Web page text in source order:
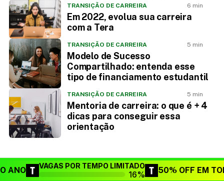
TRANSIÇÃO DE CARREIRA 6 min
Em 2022, evolua sua carreira
com a Tera
TRANSIÇÃO DE CARREIRA 5 min
Modelo de Sucesso
Compartilhado: entenda esse
tipo de financiamento estudantil
TRANSIÇÃO DE CARREIRA 5 min
Mentoria de carreira: o que é + 4
dicas para conseguir essa
orientação
ANO VAGAS POR TEMPO LIMITADO
16% 50% OFF EM